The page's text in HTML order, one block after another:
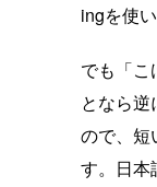
ingを使い
でも「こ
となら
ので、短
す。日本